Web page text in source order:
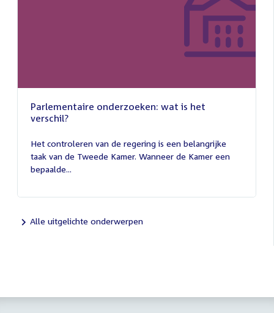
Parlementaire onderzoeken: wat is het
verschil?
juli
2026
Het controleren van de regering is een belangrijke
taak van de Tweede Kamer. Wanneer de Kamer een
bepaalde...
Alle uitgelichte onderwerpen